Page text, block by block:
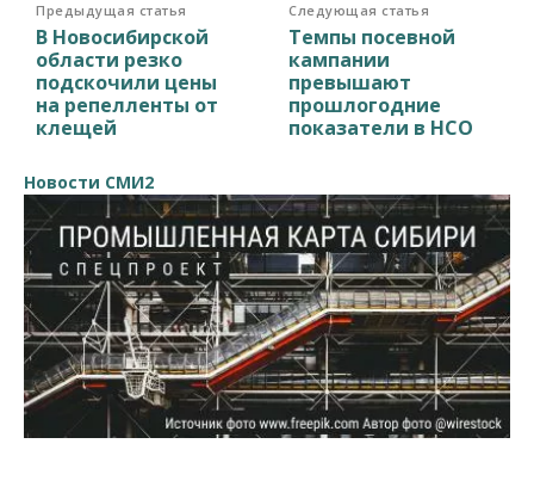
Предыдущая статья
В Новосибирской
области резко
подскочили цены
на репелленты от
клещей
Следующая статья
Темпы посевной
кампании
превышают
прошлогодние
показатели в НСО
Новости СМИ2